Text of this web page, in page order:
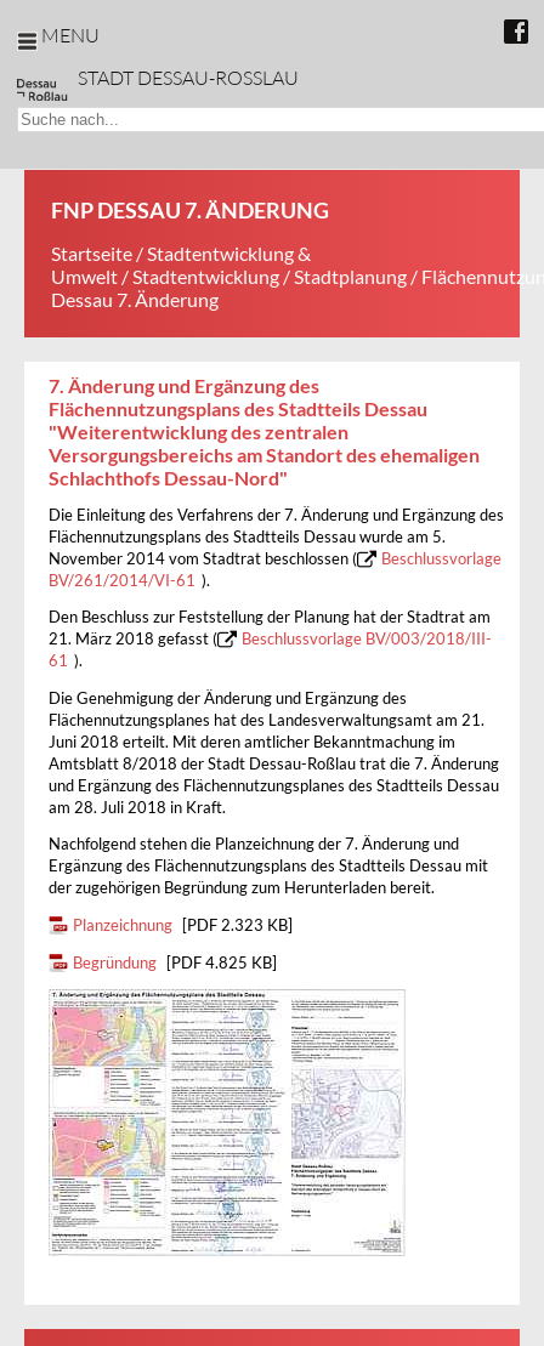
MENU
STADT DESSAU-ROSSLAU
FNP DESSAU 7. ÄNDERUNG
Startseite /Stadtentwicklung &
Umwelt /Stadtentwicklung /Stadtplanung /
Dessau 7. Änderung
7. Änderung und Ergänzung des
Flächennutzungsplans des Stadtteils Dessau
"Weiterentwicklung des zentralen
Versorgungsbereichs am Standort des ehemaligen
Schlachthofs Dessau-Nord"
Die Einleitung des Verfahrens der 7. Änderung und Ergänzung des
Flächennutzungsplans des Stadtteils Dessau wurde am 5.
November 2014 vom Stadtrat beschlossen (
Beschlussvorlage
BV/261/2014/VI-61 ).
Den Beschluss zur Feststellung der Planung hat der Stadtrat am
21. März 2018 gefasst (
Beschlussvorlage BV/003/2018/III-
61 ).
Die Genehmigung der Änderung und Ergänzung des
Flächennutzungsplanes hat des Landesverwaltungsamt am 21.
Juni 2018 erteilt. Mit deren amtlicher Bekanntmachung im
Amtsblatt 8/2018 der Stadt Dessau-Roßlau trat die 7. Änderung
und Ergänzung des Flächennutzungsplanes des Stadtteils Dessau
am 28. Juli 2018 in Kraft.
Nachfolgend stehen die Planzeichnung der 7. Änderung und
Ergänzung des Flächennutzungsplans des Stadtteils Dessau mit
der zugehörigen Begründung zum Herunterladen bereit.
Planzeichnung [PDF 2.323 KB]
Begründung [PDF 4.825 KB]